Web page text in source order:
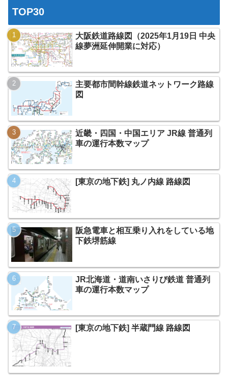
TOP30
大阪鉄道路線図（2025年1月19日 中央
線夢洲延伸開業に対応）
主要都市間幹線鉄道ネットワーク路線
図
近畿・四国・中国エリア JR線 普通列
車の運行本数マップ
[東京の地下鉄] 丸ノ内線 路線図
阪急電車と相互乗り入れをしている地
下鉄堺筋線
JR北海道・道南いさりび鉄道 普通列
車の運行本数マップ
[東京の地下鉄] 半蔵門線 路線図